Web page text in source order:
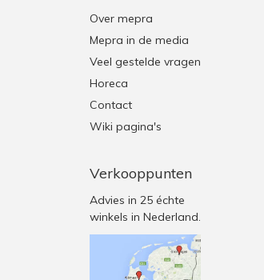
Over mepra
Mepra in de media
Veel gestelde vragen
Horeca
Contact
Wiki pagina's
Verkooppunten
Advies in 25 échte
winkels in Nederland.